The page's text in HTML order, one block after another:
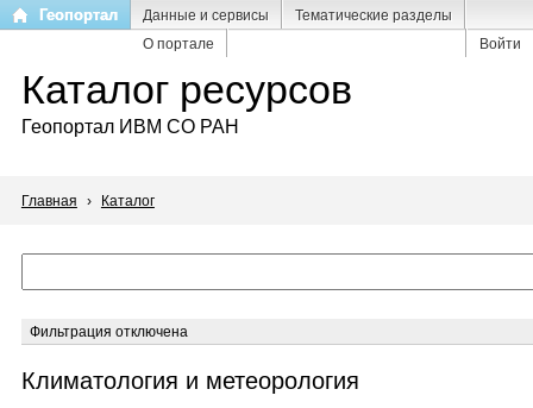
Перейти
содержанию
Геопортал Данные и сервисы
Тематические разделы
О портале
Войти
Каталог ресурсов
Геопортал ИВМ СО РАН
Главная › Каталог
Фильтрация отключена
Климатология и метеорология